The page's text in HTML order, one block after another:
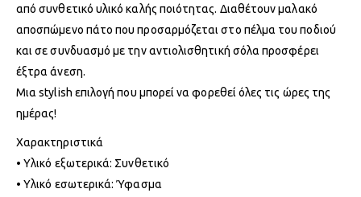
από συνθετικό υλικό καλής ποιότητας. Διαθέτουν μαλακό
αποσπώμενο πάτο που προσαρμόζεται στο πέλμα του ποδιού
και σε συνδυασμό με την αντιολισθητική σόλα προσφέρει
έξτρα άνεση.
Μια stylish επιλογή που μπορεί να φορεθεί όλες τις ώρες της
ημέρας!
Χαρακτηριστικά
• Υλικό εξωτερικά: Συνθετικό
• Υλικό εσωτερικά: Ύφασμα